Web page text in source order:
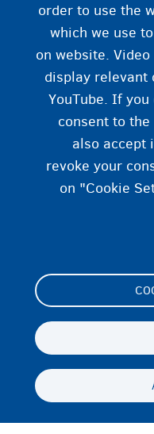
order to use the
which we use
on website.
display relevant
YouTube. If you
consent to
also accept
revoke your
on "Cookie